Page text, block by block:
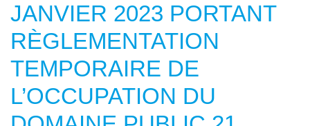
JANVIER 2023 PORTANT
RÈGLEMENTATION
TEMPORAIRE DE
L’OCCUPATION DU